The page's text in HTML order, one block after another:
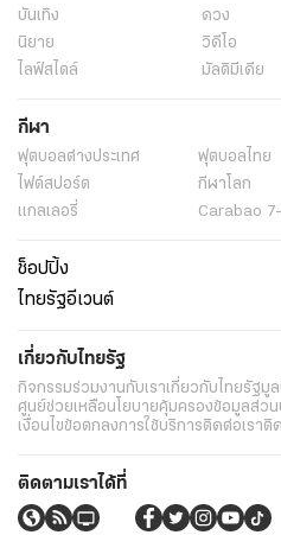
บันเทิง
ดวง
นิยาย
วิดีโอ
ไลฟ์สไตล์
มัลติมีเดีย
กีฬา
ฟุตบอลต่่างประเทศ ฟุตบอลไทย
ไฟต์สปอร์ต
กีฬาโลก
แกลเลอรี่
Carabao
ช็อปปิ้ง
ไทยรัฐอีเวนต์
เกี่ยวกับไทยรัฐ
กิจกรรมร่วมงานกับเราเกี่ยวกับไทยรัฐมู
ศูนย์ช่วยเหลือนโยบายคุ้มครองข้อมูลส่ว
เงื่อนไขข้อตกลงการใช้บริการติดต่อเราติ
ติดตามเราได้ที่